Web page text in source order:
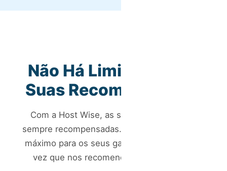
Não Há Limite para as
Suas Recomendações
Com a Host Wise, as suas indicações são
sempre recompensadas. Não temos um valor
máximo para os seus ganhos, por isso, cada
vez que nos recomenda, ganha sempre.